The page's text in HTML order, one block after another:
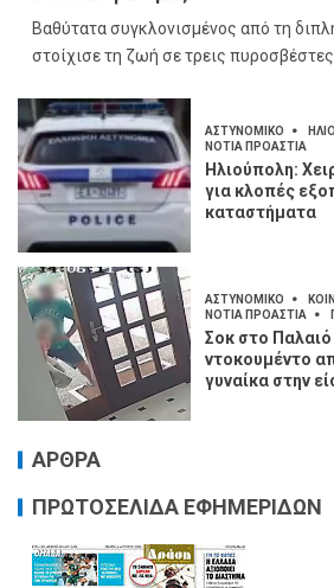
Βαθύτατα συγκλονισμένος από τη
στοίχισε τη ζωή σε τρεις πυροσβέστες
ΑΣΤΥΝΟΜΙΚΟ
ΝΟΤΙΑ ΠΡΟΑΣΤΙΑ
Ηλιούπολη:
για κλοπές
καταστήματα
ΑΣΤΥΝΟΜΙΚΟ
ΝΟΤΙΑ ΠΡΟΑΣΤΙΑ
Σοκ στο
ντοκουμέντο
γυναίκα στην
ΑΡΘΡΑ
ΠΡΩΤΟΣΕΛΙΔΑ ΕΦΗΜΕΡΙΔΩΝ